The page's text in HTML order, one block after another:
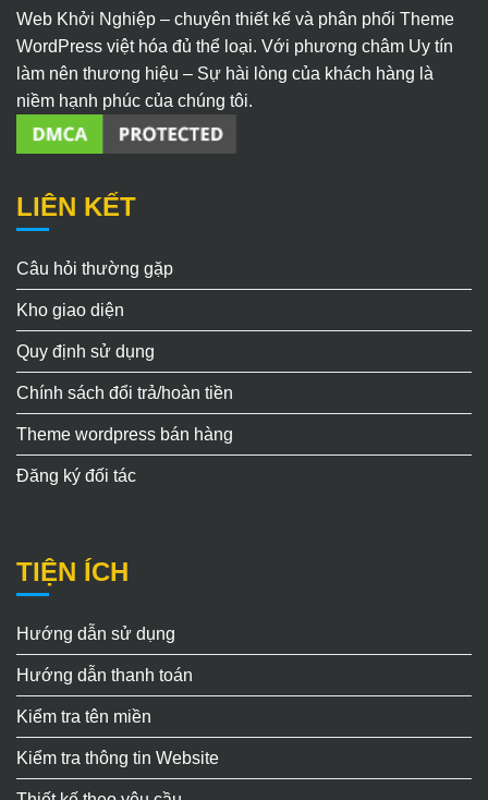
Web Khởi Nghiệp – chuyên thiết kế và phân phối Theme
WordPress việt hóa đủ thể loại. Với phương châm Uy tín
làm nên thương hiệu – Sự hài lòng của khách hàng là
niềm hạnh phúc của chúng tôi.
LIÊN KẾT
Câu hỏi thường gặp
Kho giao diện
Quy định sử dụng
Chính sách đổi trả/hoàn tiền
Theme wordpress bán hàng
Đăng ký đối tác
TIỆN ÍCH
Hướng dẫn sử dụng
Hướng dẫn thanh toán
Kiểm tra tên miền
Kiểm tra thông tin Website